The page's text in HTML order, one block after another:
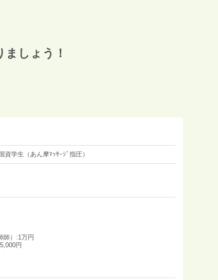
しょう！
学生（あん摩ﾏｯｻｰｼﾞ指圧）
師）:1万円
円